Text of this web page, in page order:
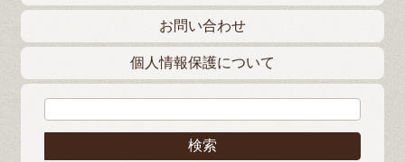
お問い合わせ
個人情報保護について